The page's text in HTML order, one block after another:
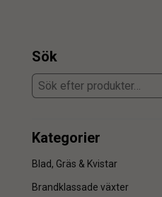
Sök
Kategorier
Blad, Gräs & Kvistar
Brandklassade växter